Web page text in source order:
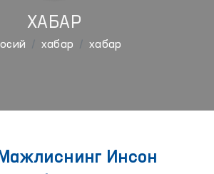
ХАБАР
хабар хабар
Инсон